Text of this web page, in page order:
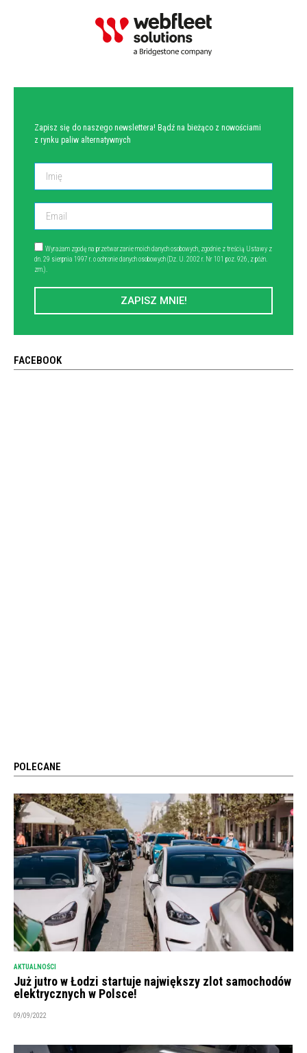
Zapisz się do naszego newslettera! Bądź na bieżąco z nowościami
z rynku paliw alternatywnych
Wyrażam zgodę na przetwarzanie moich danych osobowych, zgodnie z treścią Ustawy z
dn. 29 sierpnia 1997 r. o ochronie danych osobowych (Dz. U. 2002 r. Nr 101 poz. 926, z późn.
zm.).
ZAPISZ MNIE!
FACEBOOK
POLECANE
AKTUALNOŚCI
Już jutro w Łodzi startuje największy zlot samochodów
elektrycznych w Polsce!
09/09/2022